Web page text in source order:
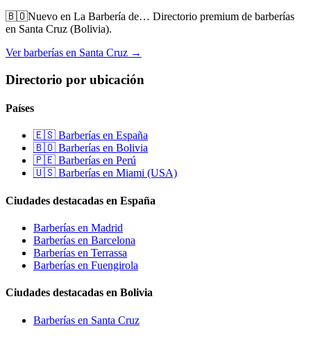
🇧🇴Nuevo en La Barbería de… Directorio premium de barberías
en Santa Cruz (Bolivia).
Ver barberías en Santa Cruz →
Directorio por ubicación
Países
🇪🇸 Barberías en España
🇧🇴 Barberías en Bolivia
🇵🇪 Barberías en Perú
🇺🇸 Barberías en Miami (USA)
Ciudades destacadas en España
Barberías en Madrid
Barberías en Barcelona
Barberías en Terrassa
Barberías en Fuengirola
Ciudades destacadas en Bolivia
Barberías en Santa Cruz